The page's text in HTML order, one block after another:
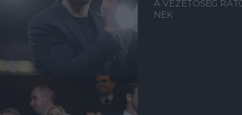
A VEZETŐSÉG
NEK